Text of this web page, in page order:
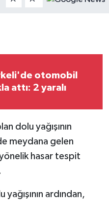
otomobil
attı: 2 yaralı
dolu yağışının
meydana gelen
hasar tespit
ardından,